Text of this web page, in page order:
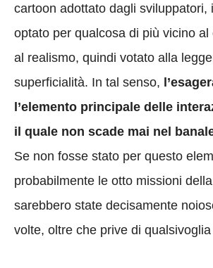
cartoon adottato dagli sviluppatori,
optato per qualcosa di più vicino
al realismo, quindi votato alla
superficialità. In tal senso,
l’elemento principale delle
il quale non scade mai nel
Se non fosse stato per questo
probabilmente le otto missioni
sarebbero state decisamente
volte, oltre che prive di